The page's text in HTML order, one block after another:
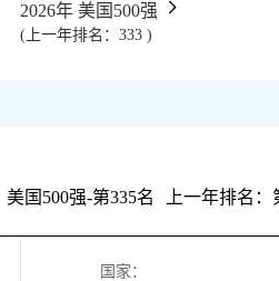
2026年 美国500强
(上一年排名：333 )
美国500强-第335名 上一年排名：
国家：